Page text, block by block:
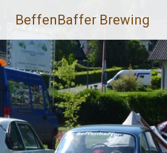
inhoud
springen
BeffenBaffer Brewing